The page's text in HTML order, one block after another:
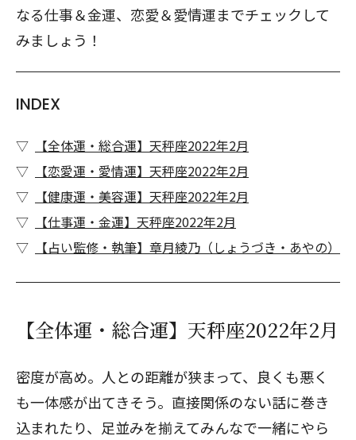
なる仕事＆金運、恋愛＆愛情運までチェックして
みましょう！
INDEX
【全体運・総合運】天秤座2022年2月
【恋愛運・愛情運】天秤座2022年2月
【健康運・美容運】天秤座2022年2月
【仕事運・金運】天秤座2022年2月
【占い監修・執筆】章月綾乃（しょうづき・あやの）
【全体運・総合運】天秤座2022年2月
密度が高め。人との距離が狭まって、良くも悪く
も一体感が出てきそう。直接関係のない話に巻き
込まれたり、足並みを揃えてみんなで一緒にやら